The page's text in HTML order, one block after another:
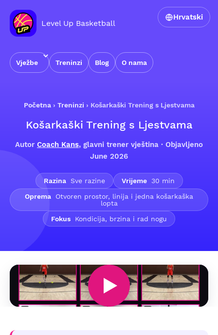
Level Up Basketball
Vježbe Treninzi Blog O nama
Hrvatski
Početna› Treninzi › Košarkaški Trening s Ljestvama
Košarkaški Trening s Ljestvama
Autor Coach Kans, glavni trener vještina · Objavljeno
June 2026
Razina Sve razine Vrijeme
30 min
Oprema
Otvoren prostor, linija i jedna košarkaška
lopta
Fokus
Kondicija, brzina i rad nogu